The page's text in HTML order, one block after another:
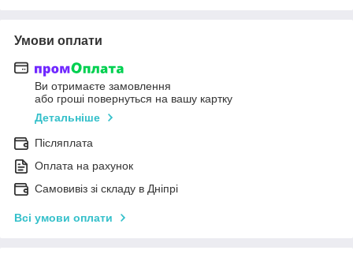
Умови оплати
Ви отримаєте замовлення
або гроші повернуться на вашу картку
Детальніше
Післяплата
Оплата на рахунок
Самовивіз зі складу в Дніпрі
Всі умови оплати